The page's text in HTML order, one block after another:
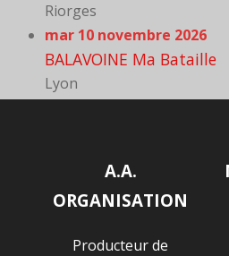
Riorges
mar 10 novembre 2026
BALAVOINE Ma Bataille
Lyon
A.A.
ORGANISATION
Producteur de